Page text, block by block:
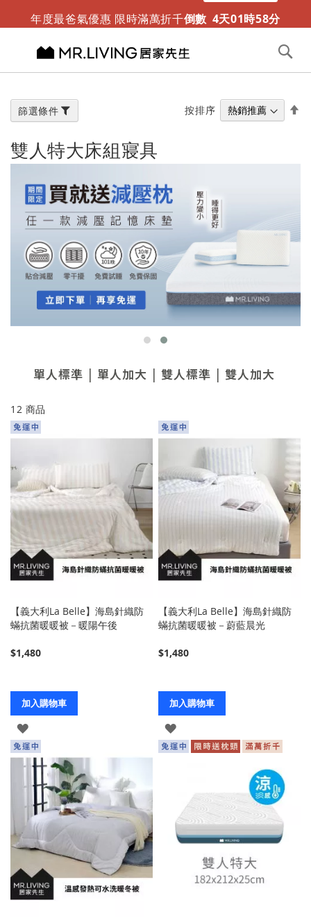
年度最爸氣優惠 限時滿萬折千倒數 4天01時58分
限時免運
內
容
雙人特大床組寢具
單人標準 單人加大 雙人標準 雙人加大
12 商品
按排序
【義大利La Belle】海島針織防
蟎抗菌暖暖被－暖陽午後
$1,480
加入購物車
登
入
【義大利La Belle】海島針織防
蟎抗菌暖暖被－蔚藍晨光
$1,480
加入購物車
登
入
篩選條件